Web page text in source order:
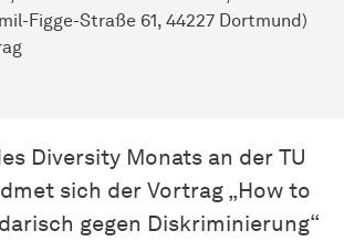
Figge-Straße 61, 44227 Dortmund)
Diversity Monats an der TU
sich der Vortrag „How to
gegen Diskriminierung“